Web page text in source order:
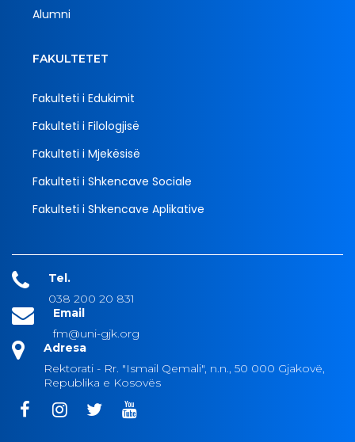
Alumni
FAKULTETET
Fakulteti i Edukimit
Fakulteti i Filologjisë
Fakulteti i Mjekësisë
Fakulteti i Shkencave Sociale
Fakulteti i Shkencave Aplikative
Tel.
038 200 20 831
Email
fm@uni-gjk.org
Adresa
Rektorati - Rr. "Ismail Qemali", n.n., 50 000 Gjakovë,
Republika e Kosovës